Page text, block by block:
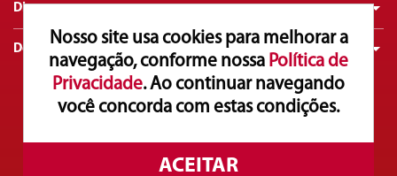
Nosso site usa cookies para melhorar a
navegação, conforme nossa Política de
Privacidade. Ao continuar navegando
você concorda com estas condições.
Dicas
Downloads
Atendimento ao Consumidor
Copyright© 2025. Lorenzetti S.A. Todos os direitos reservados